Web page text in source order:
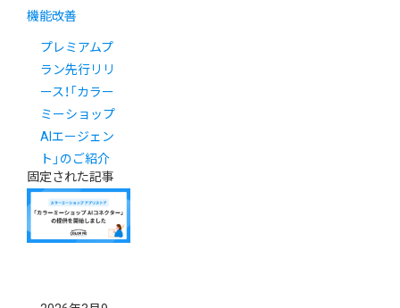
機能改善
プレミアムプ
ラン先行リリ
ース！「カラー
ミーショップ
AIエージェン
ト」のご紹介
固定された記事